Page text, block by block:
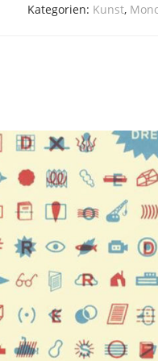
Kategorien: Kunst,